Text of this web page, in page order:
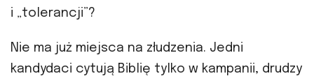
i „tolerancji”?
Nie ma już miejsca na złudzenia. Jedni
kandydaci cytują Biblię tylko w kampanii, drudzy